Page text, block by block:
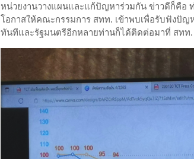
หน่วยงานวางแผนและแก้ปัญหาร่วมกัน ข่าวดีก็คือ
โอกาสให้คณะกรรมการ สทท. เข้าพบเพื่อรับฟังปั
ทันทีและรัฐมนตรีอีกหลายท่านก็ได้ติดต่อมาที่ สทท